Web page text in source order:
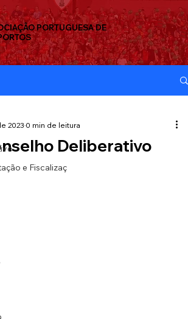
PORTUGUESA DE
e Fiscalizaç
Deliberativo
2023 0 min de leitura